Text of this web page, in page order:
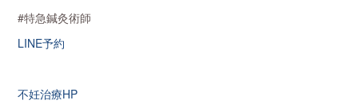
#特急鍼灸術師
LINE予約
不妊治療HP